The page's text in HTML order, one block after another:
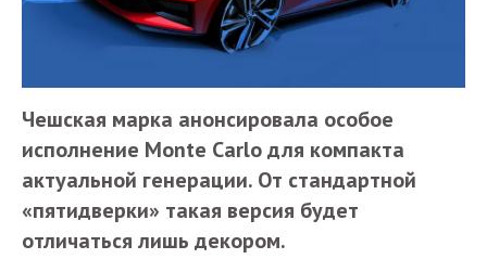
Чешская марка анонсировала особое
исполнение Monte Carlo для компакта
актуальной генерации. От стандартной
«пятидверки» такая версия будет
отличаться лишь декором.